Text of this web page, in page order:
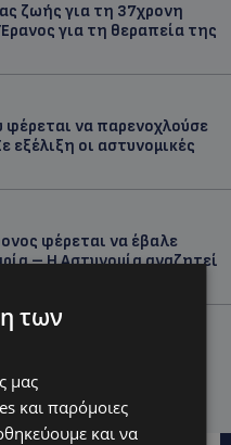
ζωής για τη 37χρονη
για τη θεραπεία της
φέρεται να παρενοχλούσε
εξέλιξη οι αστυνομικές
φέρεται να έβαλε
– Η Αστυνομία αναζητεί
η δημιουργία δομών για
Αντιδρά ο Δήμος,
το Κίνημα Οικολόγων
των
μας
και παρόμοιες
και να